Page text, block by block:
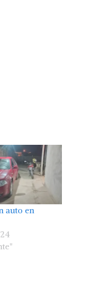
auto en